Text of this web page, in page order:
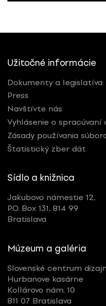
Užitočné informácie
Dokumenty a legislatíva
Press
Navštívte nás
Vyhlásenie o spracúvaní
Zásady používania
Štatistický zber dát
Sídlo a knižnica
Jakubovo námestie 12,
P.O. Box 131, 814 99
Bratislava
Múzeum a galéria
Slovenské centrum
Hurbanove kasárne
Kollárovo nám. 10
811 07 Bratislava